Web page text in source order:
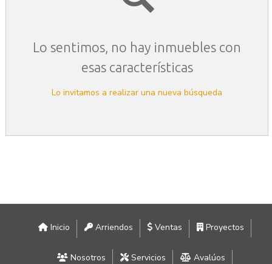
Lo sentimos, no hay inmuebles con
esas características
Lo invitamos a realizar una nueva búsqueda
Inicio Arriendos Ventas Proyectos
Nosotros Servicios Avalúos